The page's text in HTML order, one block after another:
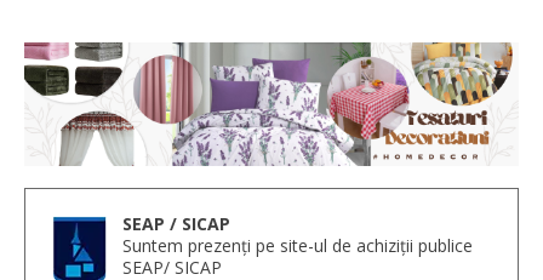
SEAP / SICAP
Suntem prezenți pe site-ul de achiziții publice
SEAP/ SICAP